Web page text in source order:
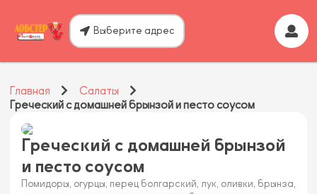
Выберите адрес
Главная
Салаты
Греческий с домашней брынзой и песто соусом
Греческий с домашней брынзой
и песто соусом
Помидоры, огурцы, перец болгарский, лук, оливки, брынза,